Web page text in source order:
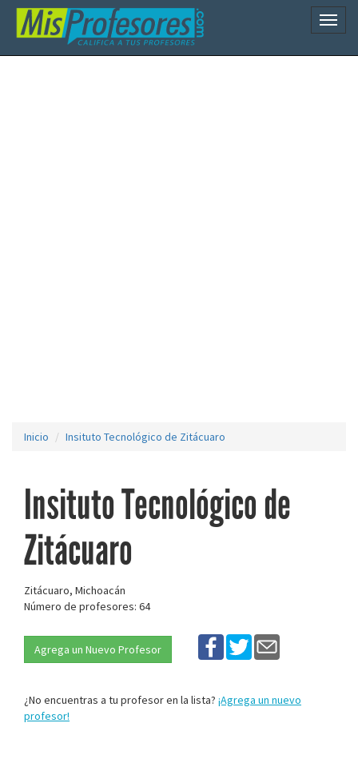
Inicio Insituto Tecnológico de Zitácuaro
Insituto Tecnológico de
Zitácuaro
Zitácuaro, Michoacán
Número de profesores: 64
Agrega un Nuevo Profesor
¿No encuentras a tu profesor en la lista? ¡Agrega un nuevo
profesor!